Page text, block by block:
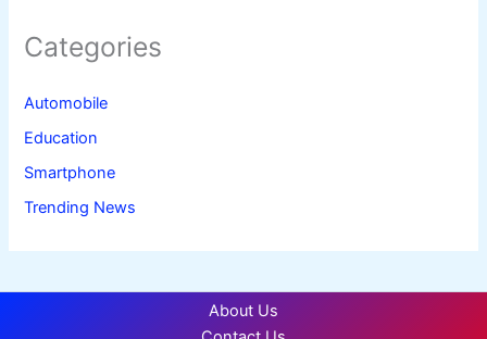
Categories
Automobile
Education
Smartphone
Trending News
About Us